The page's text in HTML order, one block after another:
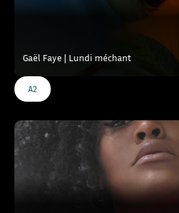
Gaël Faye | Lundi méchant
A2